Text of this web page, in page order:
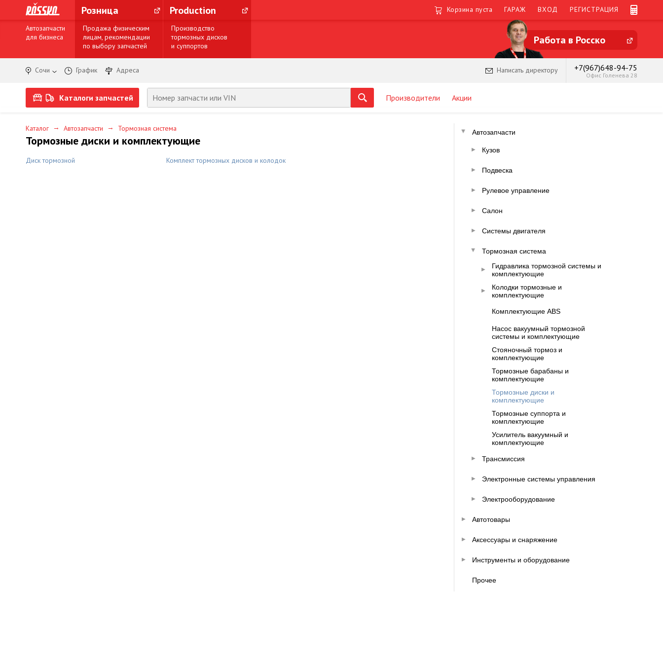
Розница Production Корзина пуста ГАРАЖ ВХОД РЕГИСТРАЦИЯ
Автозапчасти
для бизнеса
Продажа физическим
лицам, рекомендации
по выбору запчастей
Производство
тормозных дисков
и суппортов
Работа в Росско
Сочи График Адреса Написать директору +7(967)648-94-75
Офис Голенева 28
Каталоги запчастей Производители Акции
Каталог → Автозапчасти → Тормозная система
Тормозные диски и комплектующие
Диск тормозной Комплект тормозных дисков и колодок
Автозапчасти
Кузов
Подвеска
Рулевое управление
Салон
Системы двигателя
Тормозная система
Гидравлика тормозной системы и
комплектующие
Колодки тормозные и
комплектующие
Комплектующие ABS
Насос вакуумный тормозной
системы и комплектующие
Стояночный тормоз и
комплектующие
Тормозные барабаны и
комплектующие
Тормозные диски и
комплектующие
Тормозные суппорта и
комплектующие
Усилитель вакуумный и
комплектующие
Трансмиссия
Электронные системы управления
Электрооборудование
Автотовары
Аксессуары и снаряжение
Инструменты и оборудование
Прочее